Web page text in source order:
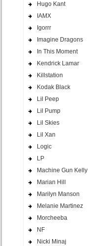
Hugo Kant
IAMX
Igorrr
Imagine Dragons
In This Moment
Kendrick Lamar
Killstation
Kodak Black
Lil Peep
Lil Pump
Lil Skies
Lil Xan
Logic
LP
Machine Gun Kelly
Marian Hill
Marilyn Manson
Melanie Martinez
Morcheeba
NF
Nicki Minaj